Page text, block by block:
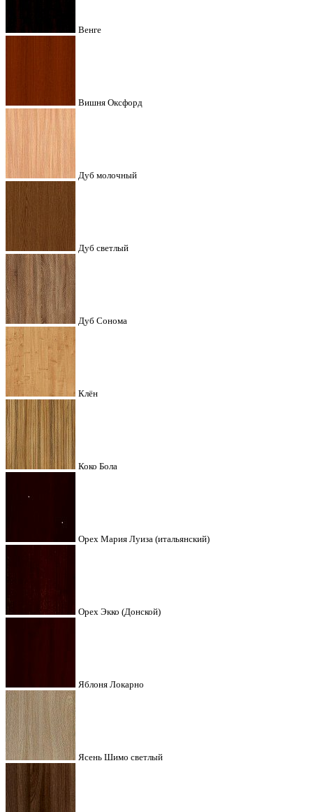
Венге
Вишня Оксфорд
Дуб молочный
Дуб светлый
Дуб Сонома
Клён
Коко Бола
Орех Мария Луиза (итальянский)
Орех Экко (Донской)
Яблоня Локарно
Ясень Шимо светлый